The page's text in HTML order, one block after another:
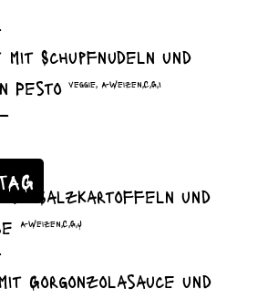
Schupfnudeln und
Pesto veggie, A-Weizen,C,G,I
mit Salzkartoffeln und
A-Weizen,C,G,J
Gorgonzolasauce und